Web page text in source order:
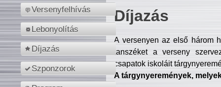
Versenyfelhívás
Lebonyolítás
Díjazás
Szponzorok
Díjazás
A versenyen az első három
tanszéket a verseny
csapatok iskoláit
A tárgynyeremények,